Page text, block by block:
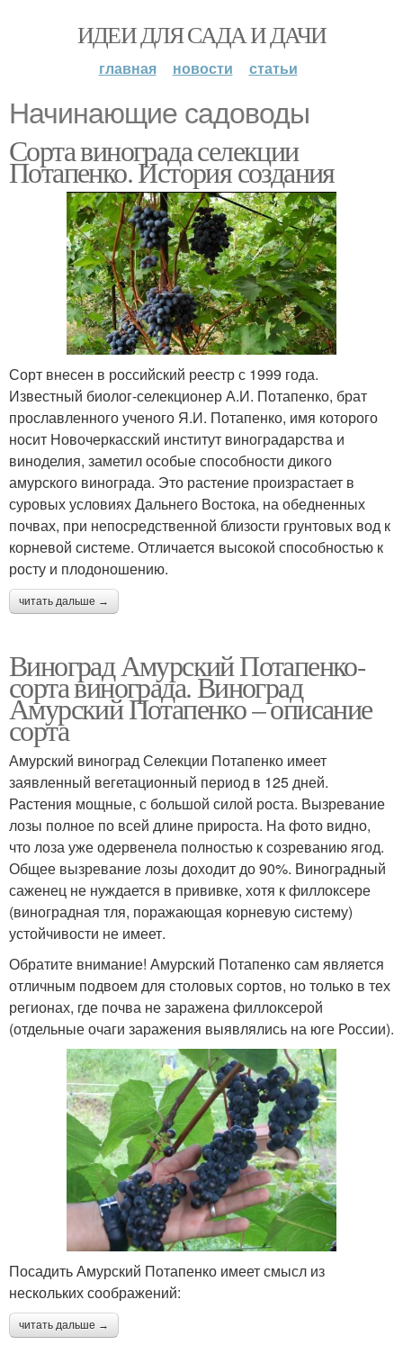
ИДЕИ ДЛЯ САДА И ДАЧИ
главная новости статьи
Начинающие садоводы
Сорта винограда селекции
Потапенко. История создания
Сорт внесен в российский реестр с 1999 года.
Известный биолог-селекционер А.И. Потапенко, брат
прославленного ученого Я.И. Потапенко, имя которого
носит Новочеркасский институт виноградарства и
виноделия, заметил особые способности дикого
амурского винограда. Это растение произрастает в
суровых условиях Дальнего Востока, на обедненных
почвах, при непосредственной близости грунтовых вод к
корневой системе. Отличается высокой способностью к
росту и плодоношению.
читать дальше →
Виноград Амурский Потапенко-
сорта винограда. Виноград
Амурский Потапенко – описание
сорта
Амурский виноград Селекции Потапенко имеет
заявленный вегетационный период в 125 дней.
Растения мощные, с большой силой роста. Вызревание
лозы полное по всей длине прироста. На фото видно,
что лоза уже одервенела полностью к созреванию ягод.
Общее вызревание лозы доходит до 90%. Виноградный
саженец не нуждается в прививке, хотя к филлоксере
(виноградная тля, поражающая корневую систему)
устойчивости не имеет.
Обратите внимание! Амурский Потапенко сам является
отличным подвоем для столовых сортов, но только в тех
регионах, где почва не заражена филлоксерой
(отдельные очаги заражения выявлялись на юге России).
Посадить Амурский Потапенко имеет смысл из
нескольких соображений:
читать дальше →